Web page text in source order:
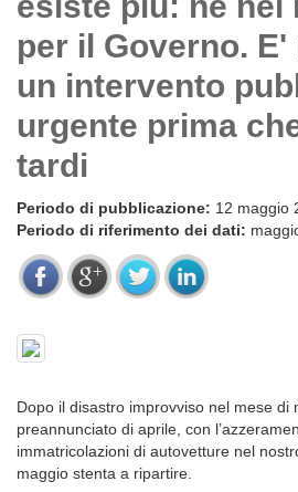
per il Governo.
un intervento
urgente prima
tardi
Periodo di pubblicazione: 12 maggio
Periodo di riferimento dei dati:
Dopo il disastro improvviso nel mese di
preannunciato di aprile, con
immatricolazioni di autovetture nel
maggio stenta a ripartire.